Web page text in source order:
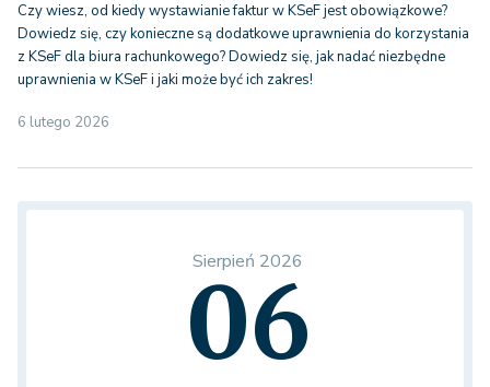
Czy wiesz, od kiedy wystawianie faktur w KSeF jest obowiązkowe?
Dowiedz się, czy konieczne są dodatkowe uprawnienia do korzystania
z KSeF dla biura rachunkowego? Dowiedz się, jak nadać niezbędne
uprawnienia w KSeF i jaki może być ich zakres!
6 lutego 2026
Sierpień 2026
06